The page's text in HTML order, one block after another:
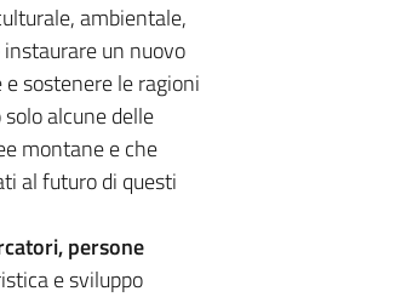
ambientale,
un nuovo
sostenere le ragioni
alcune delle
montane e che
al futuro di questi
persone
e sviluppo